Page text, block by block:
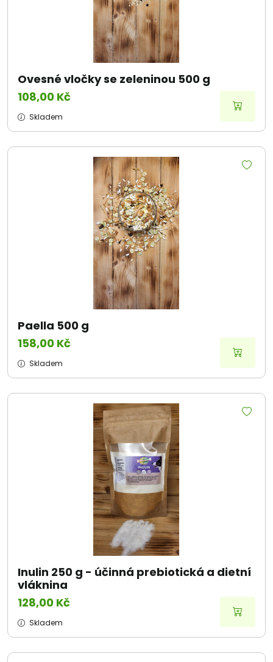
Ovesné vločky se zeleninou 500 g
108,00 Kč
Skladem
Paella 500 g
158,00 Kč
Skladem
Inulin 250 g - účinná prebiotická a dietní
vláknina
128,00 Kč
Skladem